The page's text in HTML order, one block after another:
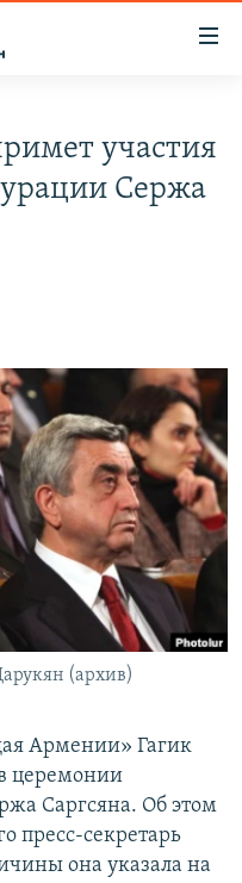
участия
Сержа
(архив)
Армении» Гагик
церемонии
Саргсяна. Об этом
пресс-секретарь
она указала на